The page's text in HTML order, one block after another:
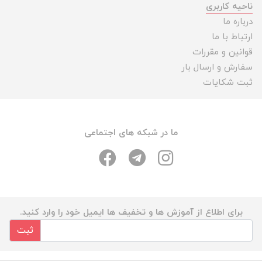
ناحیه کاربری
درباره ما
ارتباط با ما
قوانین و مقررات
سفارش و ارسال بار
ثبت شکایات
ما در شبکه های اجتماعی
برای اطلاع از آموزش ها و تخفیف ها ایمیل خود را وارد کنید.
ثبت